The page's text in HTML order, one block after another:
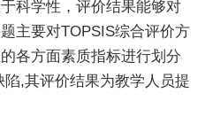
学性，评价结果能够对
主要对TOPSIS综合评价方
各方面素质指标进行划分
,其评价结果为教学人员提